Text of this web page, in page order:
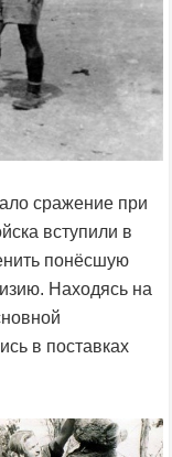
сражение при
вступили в
понёсшую
Находясь на
в поставках